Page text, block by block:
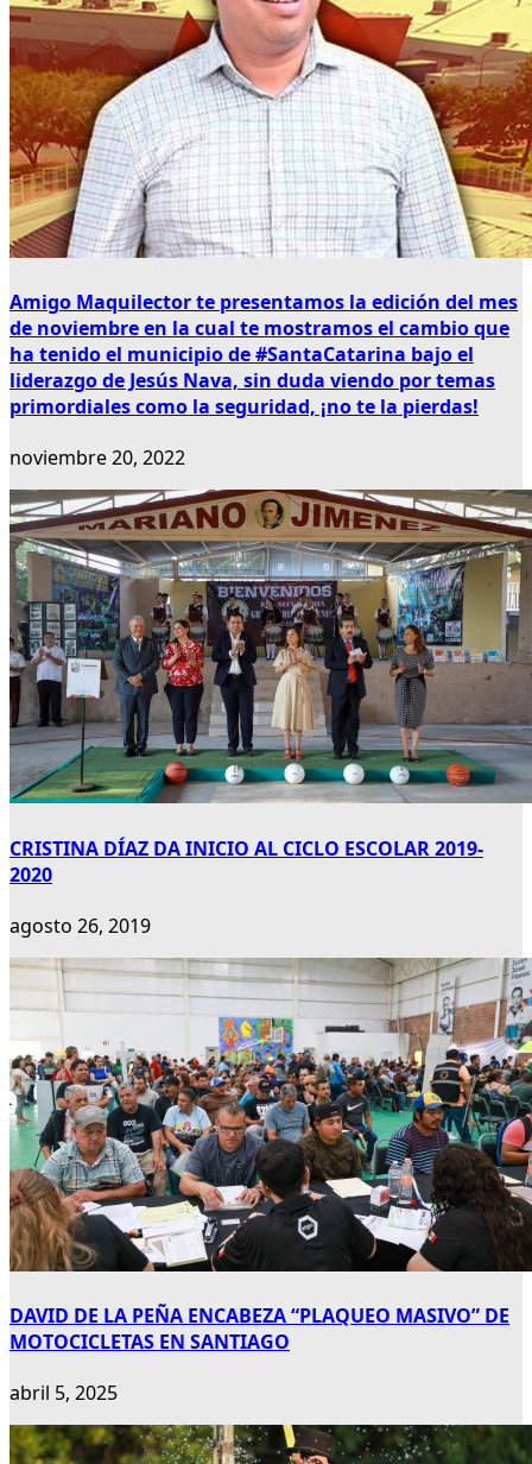
Amigo Maquilector te presentamos la edición del mes
de noviembre en la cual te mostramos el cambio que
ha tenido el municipio de #SantaCatarina bajo el
liderazgo de Jesús Nava, sin duda viendo por temas
primordiales como la seguridad, ¡no te la pierdas!
noviembre 20, 2022
CRISTINA DÍAZ DA INICIO AL CICLO ESCOLAR 2019-
2020
agosto 26, 2019
DAVID DE LA PEÑA ENCABEZA “PLAQUEO MASIVO” DE
MOTOCICLETAS EN SANTIAGO
abril 5, 2025